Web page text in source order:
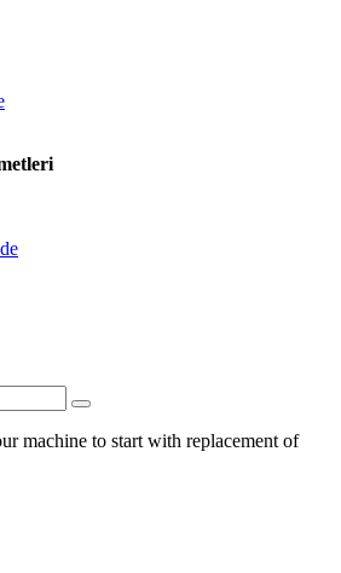
machine to start with replacement of